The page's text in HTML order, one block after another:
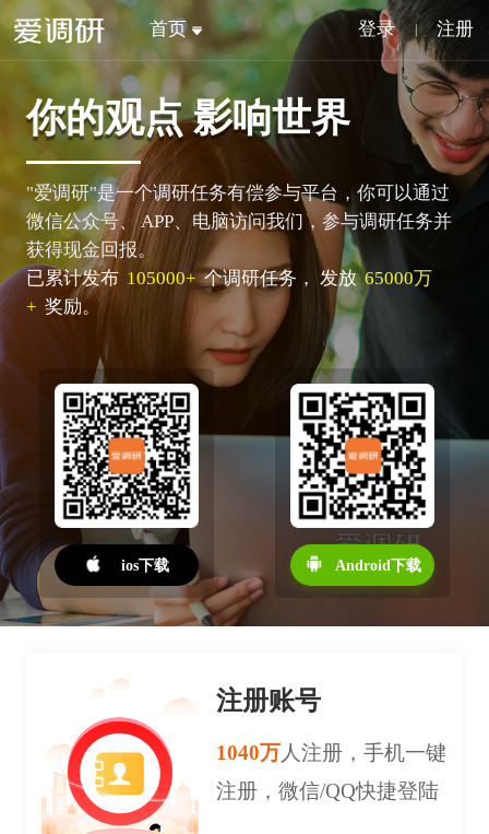
登录 注册
首页
你的观点 影响世界
"爱调研"是一个调研任务有偿参与平台，你可以通过
微信公众号、APP、电脑访问我们，参与调研任务并
获得现金回报。
已累计发布 105000+ 个调研任务， 发放 65000万
+ 奖励。
ios下载 Android下载
注册账号
1040万人注册，手机一键
注册，微信/QQ快捷登陆